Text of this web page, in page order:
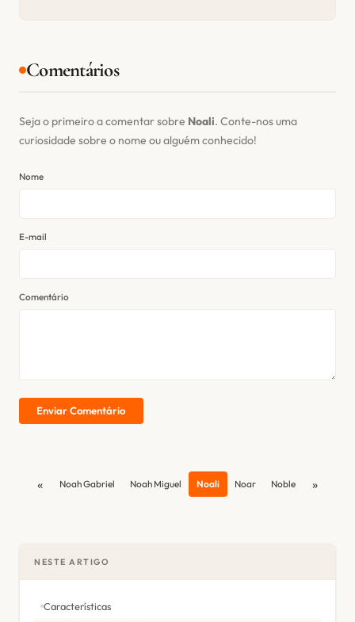
Comentários
Seja o primeiro a comentar sobre Noali. Conte-nos uma
curiosidade sobre o nome ou alguém conhecido!
Nome
E-mail
Comentário
Enviar Comentário
« Noah Gabriel Noah Miguel Noali Noar Noble »
NESTE ARTIGO
Características